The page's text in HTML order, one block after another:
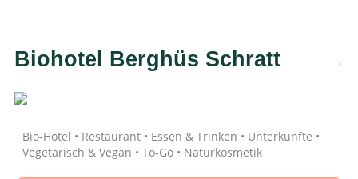
Biohotel Berghüs Schratt
Bio-Hotel • Restaurant • Essen & Trinken • Unterkünfte •
Vegetarisch & Vegan • To-Go • Naturkosmetik